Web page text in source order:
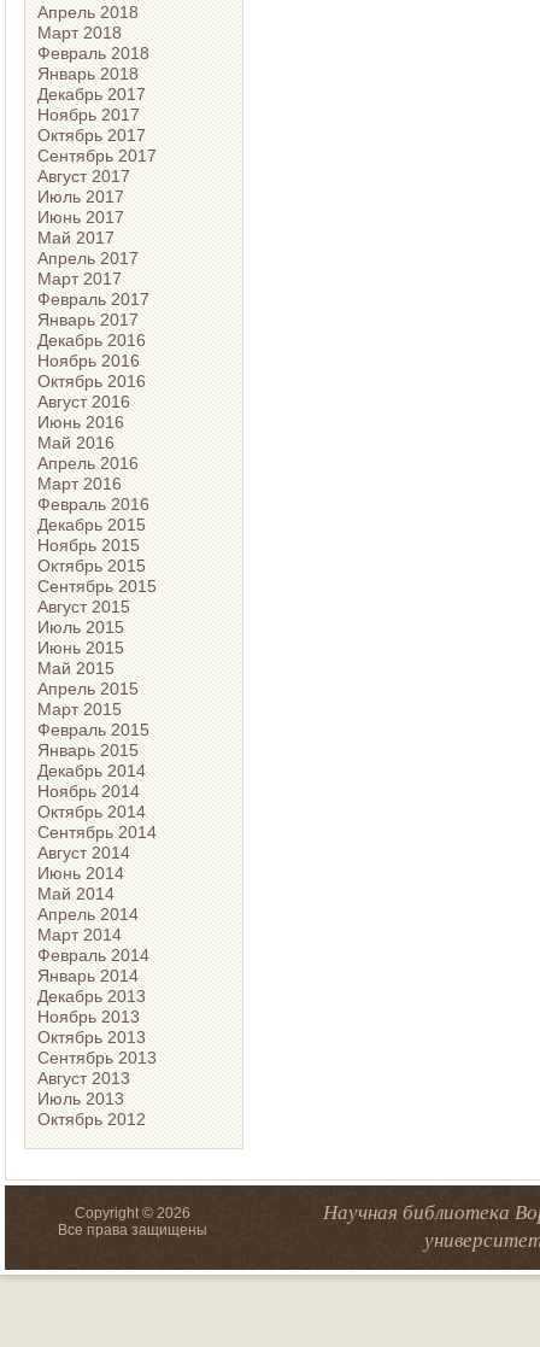
Апрель 2018
Март 2018
Февраль 2018
Январь 2018
Декабрь 2017
Ноябрь 2017
Октябрь 2017
Сентябрь 2017
Август 2017
Июль 2017
Июнь 2017
Май 2017
Апрель 2017
Март 2017
Февраль 2017
Январь 2017
Декабрь 2016
Ноябрь 2016
Октябрь 2016
Август 2016
Июнь 2016
Май 2016
Апрель 2016
Март 2016
Февраль 2016
Декабрь 2015
Ноябрь 2015
Октябрь 2015
Сентябрь 2015
Август 2015
Июль 2015
Июнь 2015
Май 2015
Апрель 2015
Март 2015
Февраль 2015
Январь 2015
Декабрь 2014
Ноябрь 2014
Октябрь 2014
Сентябрь 2014
Август 2014
Июнь 2014
Май 2014
Апрель 2014
Март 2014
Февраль 2014
Январь 2014
Декабрь 2013
Ноябрь 2013
Октябрь 2013
Сентябрь 2013
Август 2013
Июль 2013
Октябрь 2012
Copyright © 2026
Все права защищены
Научная библиотека